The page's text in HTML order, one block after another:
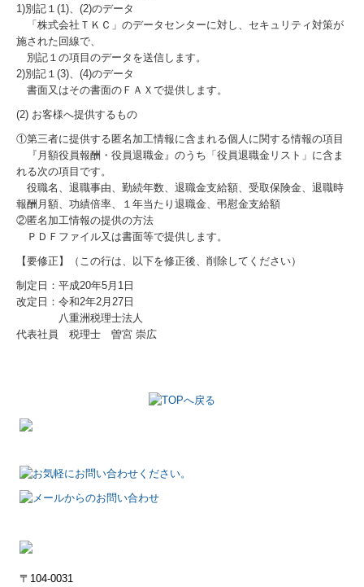
1)別記１(1)、(2)のデータ
「株式会社ＴＫＣ」のデータセンターに対し、セキュリティ対策が
施された回線で、
別記１の項目のデータを送信します。
2)別記１(3)、(4)のデータ
書面又はその書面のＦＡＸで提供します。
(2) お客様へ提供するもの
①第三者に提供する匿名加工情報に含まれる個人に関する情報の項目
『月額役員報酬・役員退職金』のうち「役員退職金リスト」に含ま
れる次の項目です。
役職名、退職事由、勤続年数、退職金支給額、受取保険金、退職時
報酬月額、功績倍率、１年当たり退職金、弔慰金支給額
②匿名加工情報の提供の方法
ＰＤＦファイル又は書面等で提供します。
【要修正】（この行は、以下を修正後、削除してください）
制定日：平成20年5月1日
改定日：令和2年2月27日
八重洲税理士法人
代表社員 税理士 曽宮 崇広
〒104-0031